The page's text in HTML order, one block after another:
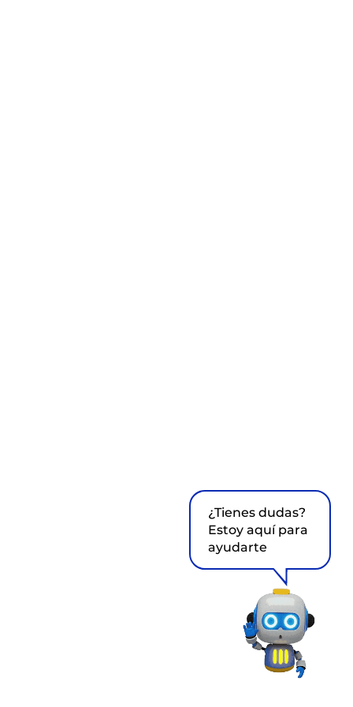
¿Tienes dudas?
Estoy aquí para
ayudarte